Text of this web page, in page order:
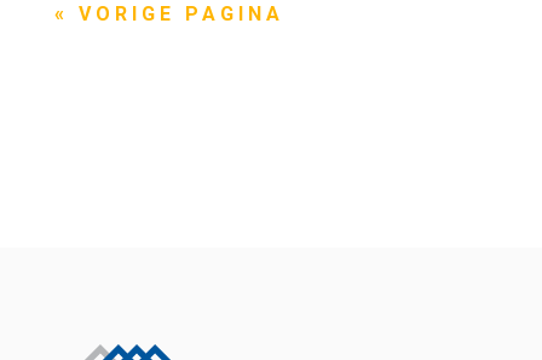
« VORIGE PAGINA